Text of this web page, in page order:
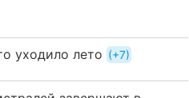
уходило лето +7